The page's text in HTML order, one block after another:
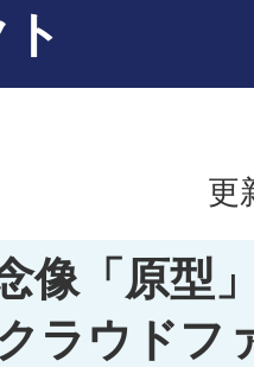
更
像「原型
ラウドフ